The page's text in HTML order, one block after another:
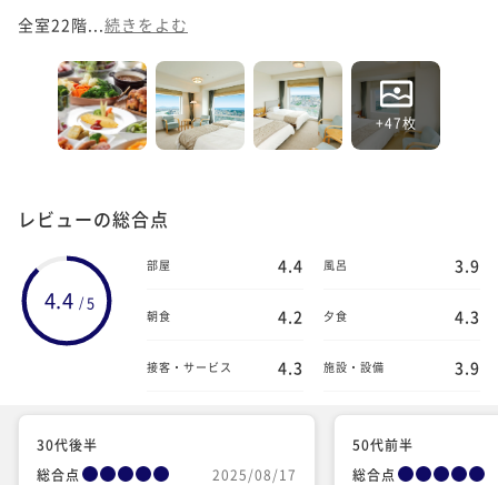
全室22階... 続きをよむ
+47枚
レビューの総合点
4.4 /5
部屋 4.4 風呂 3.9
朝食 4.2 夕食 4.3
接客・サービス 4.3 施設・設備 3.9
30代後半
総合点
2025/08/17
50代前半
総合点